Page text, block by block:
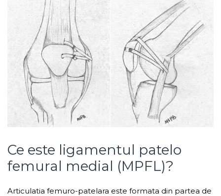
Ce este ligamentul patelo
femural medial (MPFL)?
Articulatia femuro-patelara este formata din partea de